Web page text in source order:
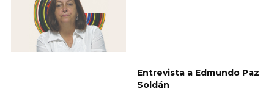
Entrevista a Edmundo Paz
Soldán